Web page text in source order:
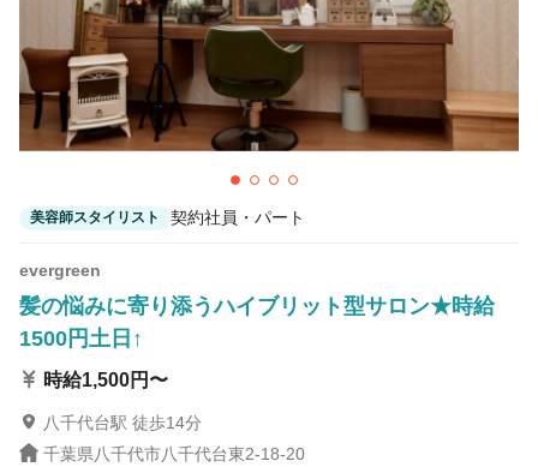
美容師スタイリスト 契約社員・パート
evergreen
髪の悩みに寄り添うハイブリット型サロン★時給
1500円土日↑
時給1,500円〜
八千代台駅 徒歩14分
千葉県八千代市八千代台東2-18-20